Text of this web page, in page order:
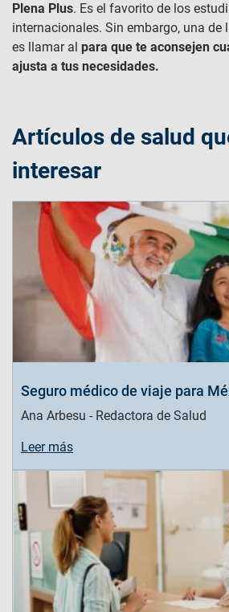
Plena Plus. Es el favorito de los
internacionales. Sin embargo, una de
es llamar al para que te aconsejen
ajusta a tus necesidades.
Artículos de salud
interesar
Seguro médico de viaje para
Ana Arbesu - Redactora de Salud
Leer más